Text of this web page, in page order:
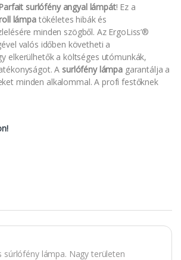
surlófény angyal lámpát! Ez a
lámpatökéletes hibák és
minden szögből. Az ErgoLiss’®
valós időben követheti a
elkerülhetők a költséges utómunkák,
A surlófény lámpa garantálja a
minden alkalommal. A profi festőknek
súrlófény lámpa. Nagy területen